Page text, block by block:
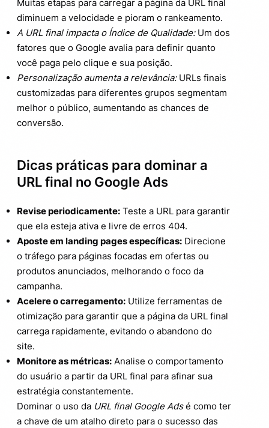
Muitas etapas para carregar a página da URL final
diminuem a velocidade e pioram o rankeamento.
A URL final impacta o Índice de Qualidade:Um dos
fatores que o Google avalia para definir quanto
você paga pelo clique e sua posição.
Personalização aumenta a relevância:URLs finais
customizadas para diferentes grupos segmentam
melhor o público, aumentando as chances de
conversão.
Dicas práticas para dominar a
URL final no Google Ads
Revise periodicamente: Teste a URL para garantir
que ela esteja ativa e livre de erros 404.
Aposte em landing pages específicas: Direcione
o tráfego para páginas focadas em ofertas ou
produtos anunciados, melhorando o foco da
campanha.
Acelere o carregamento: Utilize ferramentas de
otimização para garantir que a página da URL final
carrega rapidamente, evitando o abandono do
site.
Monitore as métricas: Analise o comportamento
do usuário a partir da URL final para afinar sua
estratégia constantemente.
Dominar o uso da URL final Google Adsé como ter
a chave de um atalho direto para o sucesso das